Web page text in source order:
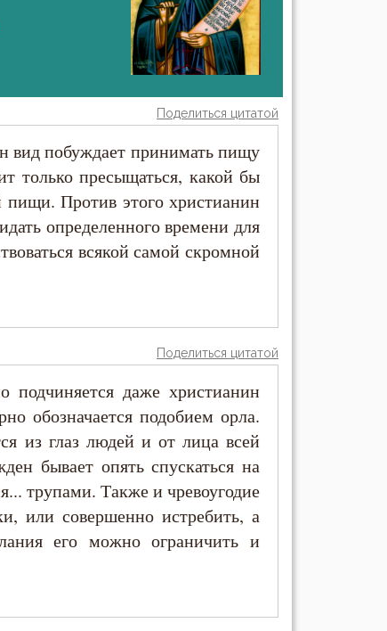
Поделиться цитатой
вид побуждает принимать пищу
только пресыщаться, какой бы
Против этого христианин
определенного времени для
всякой самой скромной
Поделиться цитатой
подчиняется даже христианин
обозначается подобием орла.
из глаз людей и от лица всей
бывает опять спускаться на
трупами. Также и чревоугодие
или совершенно истребить, а
его можно ограничить и